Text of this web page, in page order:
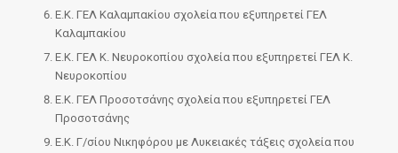
Ε.Κ. ΓΕΛ Καλαμπακίου σχολεία που εξυπηρετεί ΓΕΛ
Καλαμπακίου
Ε.Κ. ΓΕΛ Κ. Νευροκοπίου σχολεία που εξυπηρετεί ΓΕΛ Κ.
Νευροκοπίου
Ε.Κ. ΓΕΛ Προσοτσάνης σχολεία που εξυπηρετεί ΓΕΛ
Προσοτσάνης
Ε.Κ. Γ/σίου Νικηφόρου με Λυκειακές τάξεις σχολεία που